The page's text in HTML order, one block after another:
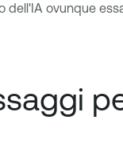
ovunque